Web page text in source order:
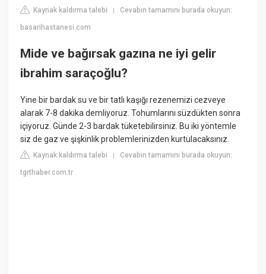
Kaynak kaldırma talebi |Cevabın tamamını burada okuyun:
basarihastanesi.com
Mide ve bağırsak gazına ne iyi gelir
ibrahim saraçoğlu?
Yine bir bardak su ve bir tatlı kaşığı rezenemizi cezveye
alarak 7-8 dakika demliyoruz. Tohumlarını süzdükten sonra
içiyoruz. Günde 2-3 bardak tüketebilirsiniz. Bu iki yöntemle
siz de gaz ve şişkinlik problemlerinizden kurtulacaksınız.
Kaynak kaldırma talebi |Cevabın tamamını burada okuyun:
tgrthaber.com.tr